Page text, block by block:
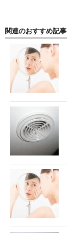
関連のおすすめ記事